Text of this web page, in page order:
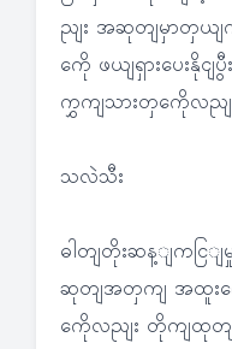
ညျး အဆုတျမှာတှယ
ကေို ဖယျရှားပေးနိုငျ
ကွှကျသားတှကေိုလညျး
သလဲသီး
ဓါတျတိုးဆန့ျကင
ဆုတျအတှကျ အထူးကေ
ကေိုလညျး တိုကျထုတျ